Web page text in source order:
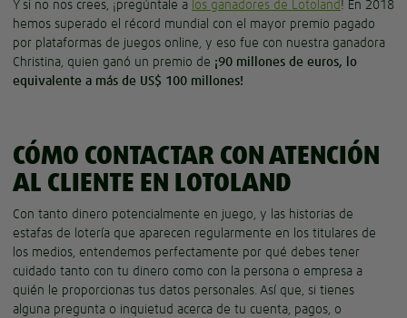
Y si no nos crees, ¡pregúntale a los ganadores de Lotoland! En 2018
hemos superado el récord mundial con el mayor premio pagado
por plataformas de juegos online, y eso fue con nuestra ganadora
Christina, quien ganó un premio de ¡90 millones de euros, lo
equivalente a más de US$ 100 millones!
CÓMO CONTACTAR CON ATENCIÓN
AL CLIENTE EN LOTOLAND
Con tanto dinero potencialmente en juego, y las historias de
estafas de lotería que aparecen regularmente en los titulares de
los medios, entendemos perfectamente por qué debes tener
cuidado tanto con tu dinero como con la persona o empresa a
quién le proporcionas tus datos personales. Así que, si tienes
alguna pregunta o inquietud acerca de tu cuenta, pagos, o